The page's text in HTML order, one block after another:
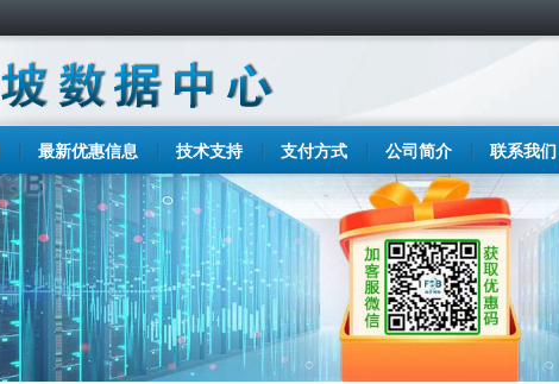
最新优惠信息 技术支持 支付方式 公司简介 联系我们